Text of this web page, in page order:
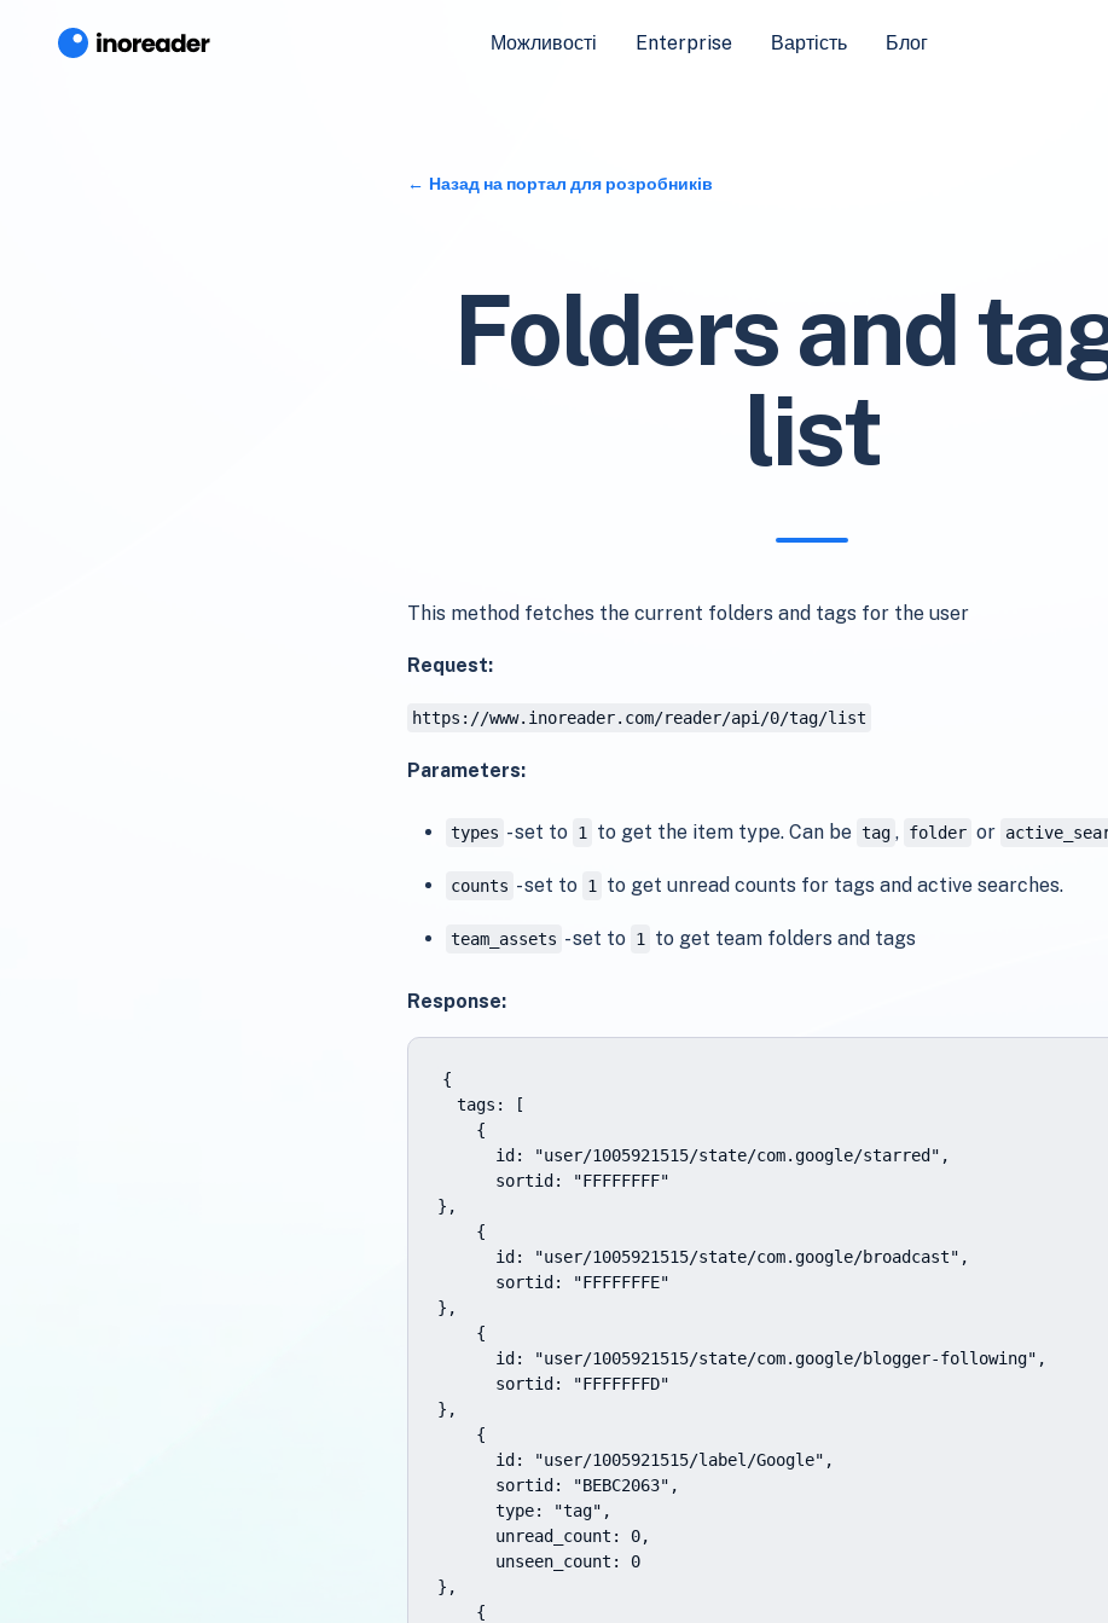
Можливості Enterprise Вартість Блог
Назад на портал для розробників
Folders and
list
This method fetches the current folders and tags for the user
Request:
https://www.inoreader.com/reader/api/0/tag/list
Parameters:
types - set to 1 to get the item type. Can be tag , folder or
counts - set to 1 to get unread counts for tags and active searches.
team_assets - set to 1 to get team folders and tags
Response:
{
  tags: [
    {
      id: "user/1005921515/state/com.google/starred",
      sortid: "FFFFFFFF"
},
    {
      id: "user/1005921515/state/com.google/broadcast",
      sortid: "FFFFFFFE"
},
    {
      id: "user/1005921515/state/com.google/blogger-following",
      sortid: "FFFFFFFD"
},
    {
      id: "user/1005921515/label/Google",
      sortid: "BEBC2063",
      type: "tag",
      unread_count: 0,
      unseen_count: 0
},
    {